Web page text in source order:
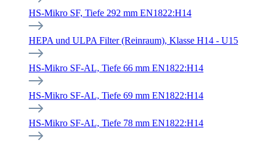
HS-Mikro SF, Tiefe 292 mm EN1822:H14
HEPA und ULPA Filter (Reinraum), Klasse H14 - U15
HS-Mikro SF-AL, Tiefe 66 mm EN1822:H14
HS-Mikro SF-AL, Tiefe 69 mm EN1822:H14
HS-Mikro SF-AL, Tiefe 78 mm EN1822:H14